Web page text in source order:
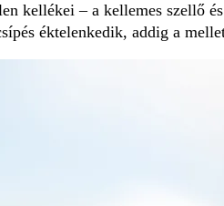
kellékei – a kellemes szellő
éktelenkedik, addig a